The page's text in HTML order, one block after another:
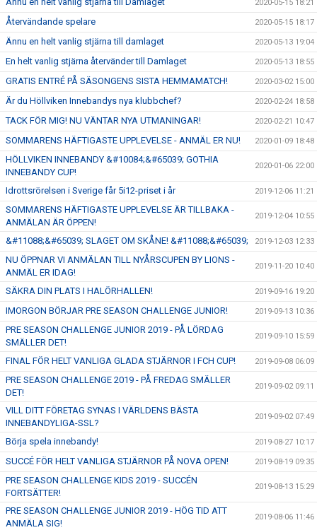
2020-05-15 18:21
Återvändande spelare 2020-05-15 18:17
Ännu en helt vanlig stjärna till damlaget 2020-05-13 19:04
En helt vanlig stjärna återvänder till Damlaget 2020-05-13 18:55
GRATIS ENTRÉ PÅ SÄSONGENS SISTA HEMMAMATCH! 2020-03-02 15:00
Är du Höllviken Innebandys nya klubbchef? 2020-02-24 18:58
TACK FÖR MIG! NU VÄNTAR NYA UTMANINGAR! 2020-02-21 10:47
SOMMARENS HÄFTIGASTE UPPLEVELSE - ANMÄL ER NU! 2020-01-09 18:48
HÖLLVIKEN INNEBANDY &#10084;&#65039; GOTHIA
INNEBANDY CUP!
2020-01-06 22:00
Idrottsrörelsen i Sverige får 5i12-priset i år 2019-12-06 11:21
SOMMARENS HÄFTIGASTE UPPLEVELSE ÄR TILLBAKA -
ANMÄLAN ÄR ÖPPEN!
2019-12-04 10:55
&#11088;&#65039; SLAGET OM SKÅNE! &#11088;&#65039; 2019-12-03 12:33
NU ÖPPNAR VI ANMÄLAN TILL NYÅRSCUPEN BY LIONS -
ANMÄL ER IDAG!
2019-11-20 10:40
SÄKRA DIN PLATS I HALÖRHALLEN! 2019-09-16 19:20
IMORGON BÖRJAR PRE SEASON CHALLENGE JUNIOR! 2019-09-13 10:36
PRE SEASON CHALLENGE JUNIOR 2019 - PÅ LÖRDAG
SMÄLLER DET!
2019-09-10 15:59
FINAL FÖR HELT VANLIGA GLADA STJÄRNOR I FCH CUP! 2019-09-08 06:09
PRE SEASON CHALLENGE 2019 - PÅ FREDAG SMÄLLER
DET!
2019-09-02 09:11
VILL DITT FÖRETAG SYNAS I VÄRLDENS BÄSTA
INNEBANDYLIGA-SSL?
2019-09-02 07:49
Börja spela innebandy! 2019-08-27 10:17
SUCCÉ FÖR HELT VANLIGA STJÄRNOR PÅ NOVA OPEN! 2019-08-19 09:35
PRE SEASON CHALLENGE KIDS 2019 - SUCCÉN
FORTSÄTTER!
2019-08-13 15:29
PRE SEASON CHALLENGE JUNIOR 2019 - HÖG TID ATT
ANMÄLA SIG!
2019-08-06 11:46